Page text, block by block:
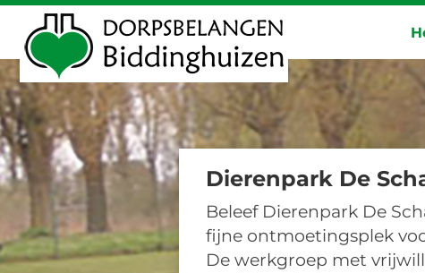
Dierenpark De
Beleef Dierenpark De
fijne ontmoetingsplek
De werkgroep met